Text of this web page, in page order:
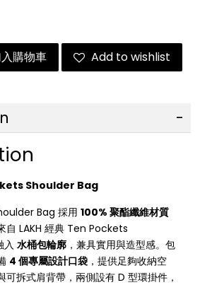
購物車 Add to wishlist
Shoulder Bag
Bag 採用 100% 聚酯纖維材質
自 LAKH 經典 Ten Pockets
入 水桶包輪廓 ，兼具實用與造型感。包
4 個專屬設計口袋 ，提供足夠收納空
可拆式肩背帶，兩側設有 D 型環掛件，